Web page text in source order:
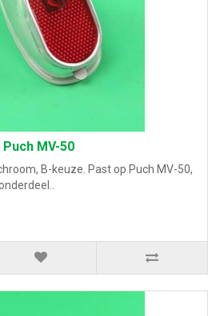
MV-50
B-keuze. Past op Puch MV-50,